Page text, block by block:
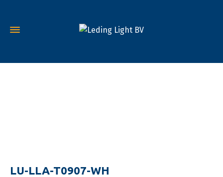
LU-LLA-T0907-WH